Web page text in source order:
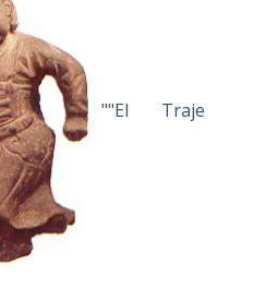
""El Traje